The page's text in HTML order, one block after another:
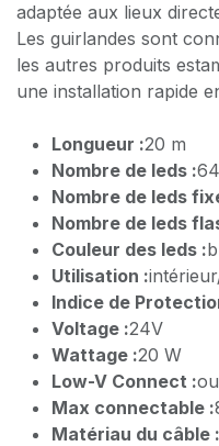
adaptée aux lieux
Les guirlandes sont
les autres produits
une installation rapide
Longueur :20 m
Nombre de leds :64
Nombre de leds
Nombre de leds
Couleur des leds :
Utilisation :
Indice de
Voltage :24V
Wattage :20 W
Low-V Connect :
Max connectable :
Matériau du câble :